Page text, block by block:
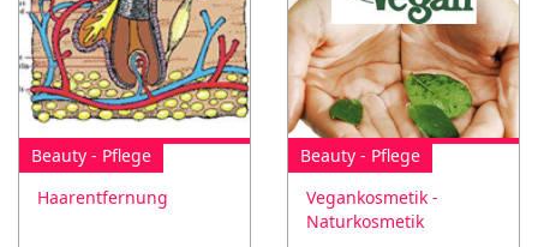
Beauty - Pflege
Haarentfernung
Beauty - Pflege
Vegankosmetik -
Naturkosmetik